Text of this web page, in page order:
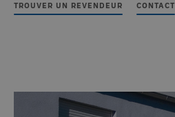
TROUVER UN REVENDEUR CONTACT